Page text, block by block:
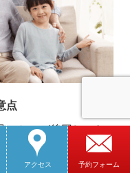
アクセス 予約フォーム
点
のケアが後回しにな
、足の筋力低下や体